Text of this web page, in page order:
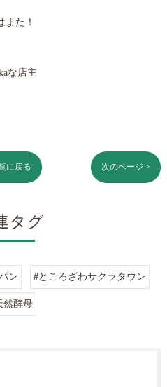
また！
な店主
に戻る 次のページ >
タグ
ン #ところざわサクラタウン
然酵母